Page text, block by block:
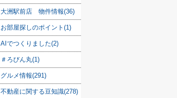
大洲駅前店 物件情報(36)
お部屋探しのポイント(1)
AIでつくりました(2)
＃ろびん丸(1)
グルメ情報(291)
不動産に関する豆知識(278)